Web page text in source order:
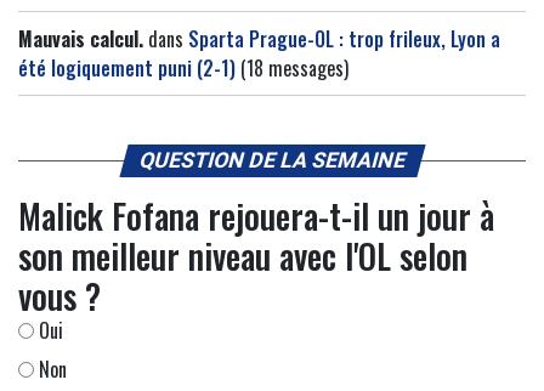
Mauvais calcul. dans Sparta Prague-OL : trop frileux, Lyon a
été logiquement puni (2-1) (18 messages)
QUESTION DE LA SEMAINE
Malick Fofana rejouera-t-il un jour à
son meilleur niveau avec l'OL selon
vous ?
Oui
Non